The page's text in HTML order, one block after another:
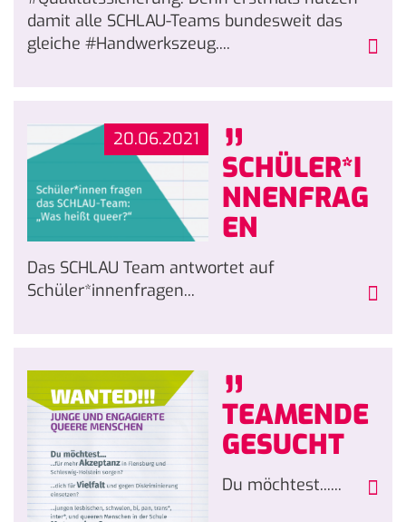
damit alle SCHLAU-Teams bundesweit das
gleiche #Handwerkszeug....
20.06.2021 „
SCHÜLER*I
NNENFRAG
EN
Das SCHLAU Team antwortet auf
Schüler*innenfragen...
„
TEAMENDE
GESUCHT
Du möchtest......